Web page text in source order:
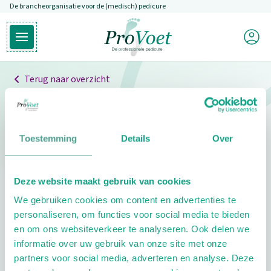
Toestemming Details Over
Deze website maakt gebruik van cookies
We gebruiken cookies om content en advertenties te
personaliseren, om functies voor social media te bieden
en om ons websiteverkeer te analyseren. Ook delen we
informatie over uw gebruik van onze site met onze
partners voor social media, adverteren en analyse. Deze
Overslaan en naar de inhoud gaan
De brancheorganisatie voor de (medisch) pedicure
Open hoofdmenu
Ga naar de homepagina
Mijn
Terug naar overzicht
Professionals
Pedicure niet gevonden
pedicure.